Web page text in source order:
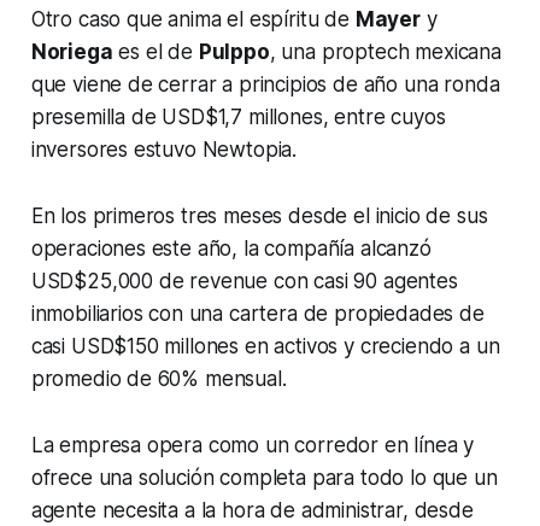
Otro caso que anima el espíritu de Mayery
Noriega es el de Pulppo, una proptechmexicana
que viene de cerrar a principios de año una ronda
presemilla de USD$1,7 millones, entre cuyos
inversores estuvo Newtopia.
En los primeros tres meses desde el inicio de sus
operaciones este año, la compañía alcanzó
USD$25,000 de revenue con casi 90 agentes
inmobiliarios con una cartera de propiedades de
casi USD$150 millones en activos y creciendo a un
promedio de 60% mensual.
La empresa opera como un corredor en línea y
ofrece una solución completa para todo lo que un
agente necesita a la hora de administrar, desde